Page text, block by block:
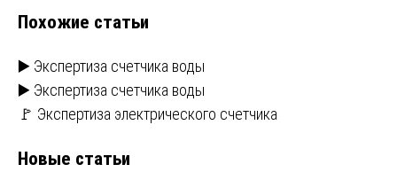
Похожие статьи
▶️ Экспертиза счетчика воды
▶️ Экспертиза счетчика воды
🚩 Экспертиза электрического счетчика
Новые статьи